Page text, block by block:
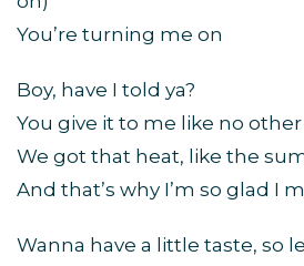
You’re turning me on
Boy, have I told ya?
You give it to me like no
We got that heat, like the
And that’s why I’m so glad I
Wanna have a little taste, so